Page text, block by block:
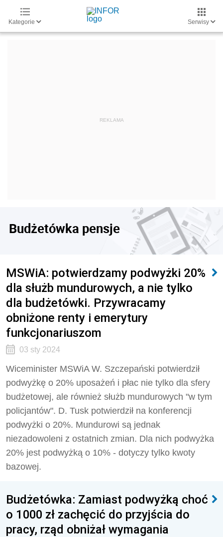
Kategorie Serwisy
Budżetówka pensje
MSWiA: potwierdzamy podwyżki 20%
dla służb mundurowych, a nie tylko
dla budżetówki. Przywracamy
obniżone renty i emerytury
funkcjonariuszom
03 sty 2024
Wiceminister MSWiA W. Szczepański potwierdził
podwyżkę o 20% uposażeń i płac nie tylko dla sfery
budżetowej, ale również służb mundurowych "w tym
policjantów". D. Tusk potwierdził na konferencji
podwyżki o 20%. Mundurowi są jednak
niezadowoleni z ostatnich zmian. Dla nich podwyżka
20% jest podwyżką o 10% - dotyczy tylko kwoty
bazowej.
Budżetówka: Zamiast podwyżką choć
o 1000 zł zachęcić do przyjścia do
pracy, rząd obniżał wymagania